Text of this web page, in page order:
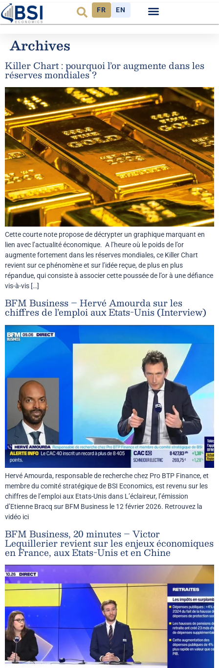
FR EN
Archives
Killer Chart : pourquoi l’or augmente dans les
réserves mondiales ?
Cette courte note propose de décrypter un graphique marquant en
lien avec l’actualité économique. A l’heure où le poids de l’or
augmente fortement dans les réserves mondiales, ce Killer Chart
revient sur ce phénomène et sur l’idée reçue, de plus en plus
répandue, qui consiste à associer cette poussée de l’or à une défiance
vis-à-vis […]
BFM Business – Hervé Amourda sur les
chiffres de l’emploi aux Etats-Unis (Interview)
Hervé Amourda, responsable de recherche chez Pro BTP Finance, et
membre du comité stratégique de BSI Economics, est revenu sur les
chiffres de l’emploi aux Etats-Unis dans L’éclaireur, l’émission
d’Etienne Bracq sur BFM Business le 12 février 2026. Retrouvez la
vidéo ici
BFM Business, 20 minutes – Victor
Lequillerier revient sur les enjeux économiques
en France, aux Etats-Unis et en Chine